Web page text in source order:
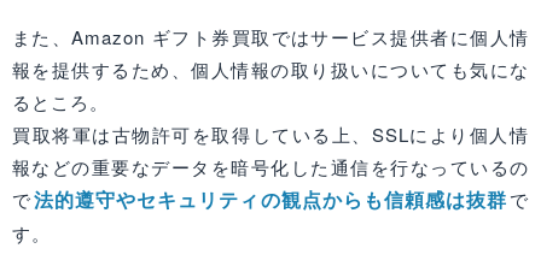
また、Amazon ギフト券買取ではサービス提供者に個人情
報を提供するため、個人情報の取り扱いについても気にな
るところ。
買取将軍は古物許可を取得している上、SSLにより個人情
報などの重要なデータを暗号化した通信を行なっているの
で法的遵守やセキュリティの観点からも信頼感は抜群で
す。